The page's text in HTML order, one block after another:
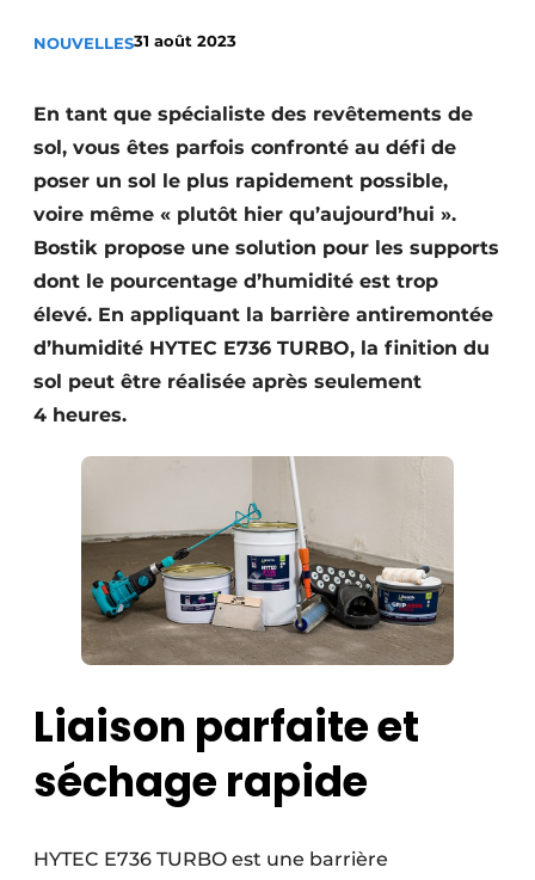
Construction bois
Contrôle d’accès
Éclairage
Fondations
Façades
Géotextiles
Infrastructures souterraines et égouttage
Rénovation
Sécurité incendie
Software
Techniques ferroviaires
Travaux ferroviaires
NOUVELLES31 août 2023
En tant que spécialiste des revêtements de
sol, vous êtes parfois confronté au défi de
poser un sol le plus rapidement possible,
voire même « plutôt hier qu’aujourd’hui ».
Bostik propose une solution pour les supports
dont le pourcentage d’humidité est trop
élevé. En appliquant la barrière antiremontée
d’humidité HYTEC E736 TURBO, la finition du
sol peut être réalisée après seulement
4 heures.
Liaison parfaite et
séchage rapide
HYTEC E736 TURBO est une barrière